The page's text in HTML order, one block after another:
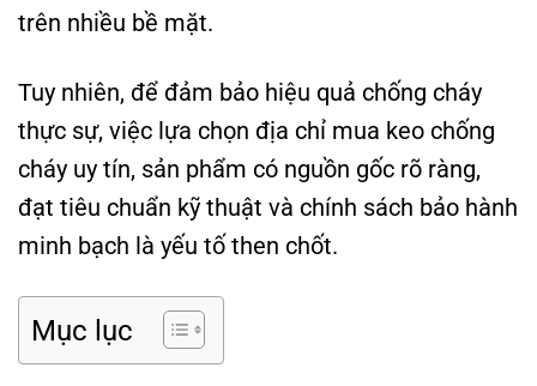
trên nhiều bề mặt.
Tuy nhiên, để đảm bảo hiệu quả chống cháy
thực sự, việc lựa chọn địa chỉ mua keo chống
cháy uy tín, sản phẩm có nguồn gốc rõ ràng,
đạt tiêu chuẩn kỹ thuật và chính sách bảo hành
minh bạch là yếu tố then chốt.
Mục lục